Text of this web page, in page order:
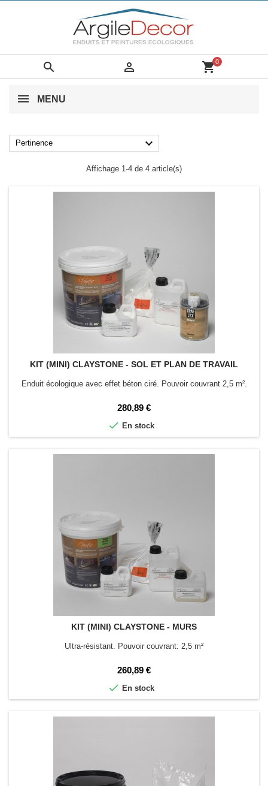
  shopping_cart0
MENU
Pertinence 
Affichage 1-4 de 4 article(s)
KIT (MINI) CLAYSTONE - SOL ET PLAN DE TRAVAIL
Enduit écologique avec effet béton ciré. Pouvoir couvrant 2,5 m².
Prix
280,89 €
 En stock
KIT (MINI) CLAYSTONE - MURS
Ultra-résistant. Pouvoir couvrant: 2,5 m²
Prix
260,89 €
 En stock